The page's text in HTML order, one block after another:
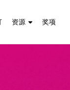
资源 奖项